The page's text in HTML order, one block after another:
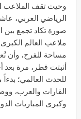
وحيث تقف الملاعب
الرياضي العربي،
صورة تكاد تجمع بين
ملاعب العالم
مساحة للفرح، وأن
أثبتت قطر، مرة بعد
القارات والعرب،
وكبرى المباريات